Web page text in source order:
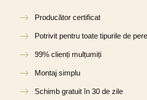
Producător certificat
Potrivit pentru toate tipurile de
99% clienți mulțumiți
Montaj simplu
Schimb gratuit în 30 de zile